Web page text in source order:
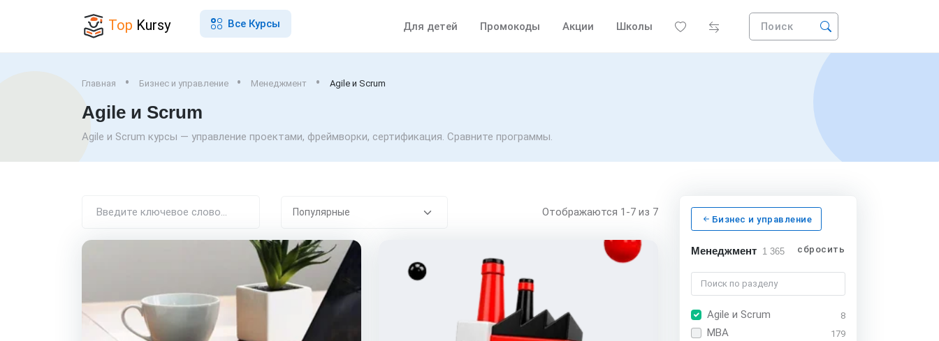
Top Kursy Все Курсы Для детей Промокоды Акции Школы Поиск
Главная Бизнес и управление Менеджмент Agile и Scrum
Agile и Scrum
Agile и Scrum курсы — управление проектами, фреймворки, сертификация. Сравните программы.
Отображаются 1-7 из 7
Бизнес и управление
Менеджмент 1 365 сбросить
Agile и Scrum 8
MBA 179